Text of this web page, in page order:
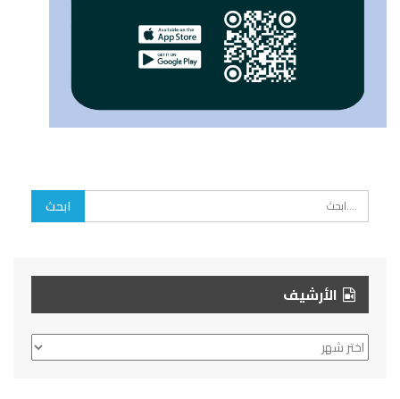
الأرشيف
الأرشيف